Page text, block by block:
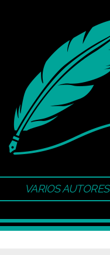
VARIOS AUTORES